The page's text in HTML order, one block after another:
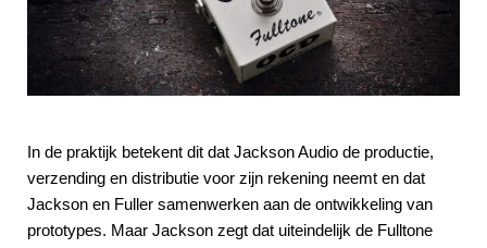
In de praktijk betekent dit dat Jackson Audio de productie,
verzending en distributie voor zijn rekening neemt en dat
Jackson en Fuller samenwerken aan de ontwikkeling van
prototypes. Maar Jackson zegt dat uiteindelijk de Fulltone